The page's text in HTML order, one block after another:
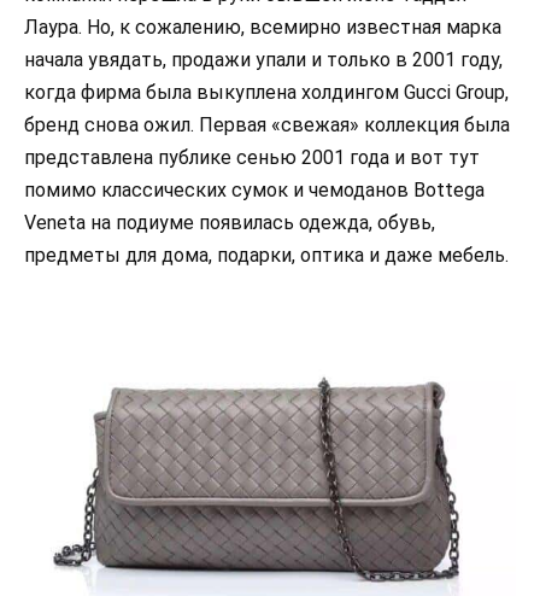
Лаура. Но, к сожалению, всемирно известная марка
начала увядать, продажи упали и только в 2001 году,
когда фирма была выкуплена холдингом Gucci Group,
бренд снова ожил. Первая «свежая» коллекция была
представлена публике сенью 2001 года и вот тут
помимо классических сумок и чемоданов Bottega
Veneta на подиуме появилась одежда, обувь,
предметы для дома, подарки, оптика и даже мебель.